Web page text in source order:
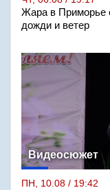
Жара в Приморье
дожди и ветер
Видеосюжет
ПН, 10.08 / 19:42